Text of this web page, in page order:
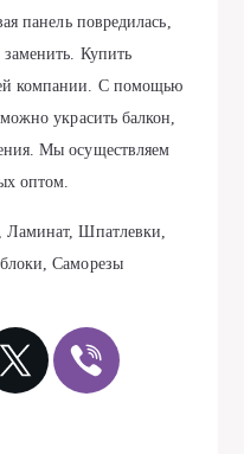
панель повредилась,
Купить
компании. С помощью
украсить балкон,
Мы осуществляем
оптом.
Ламинат, Шпатлевки,
Саморезы